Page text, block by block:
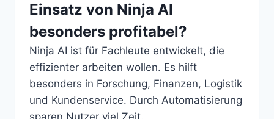
Einsatz von Ninja AI
besonders profitabel?
Ninja AI ist für Fachleute entwickelt, die
effizienter arbeiten wollen. Es hilft
besonders in Forschung, Finanzen, Logistik
und Kundenservice. Durch Automatisierung